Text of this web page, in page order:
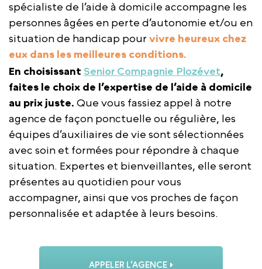
spécialiste de l’aide à domicile accompagne les
personnes âgées en perte d’autonomie et/ou en
situation de handicap pour vivre heureux chez
eux dans les meilleures conditions.
En choisissant Senior Compagnie Plozévet,
faites le choix de l’expertise de l’aide à domicile
au prix juste. Que vous fassiez appel à notre
agence de façon ponctuelle ou régulière, les
équipes d’auxiliaires de vie sont sélectionnées
avec soin et formées pour répondre à chaque
situation. Expertes et bienveillantes, elle seront
présentes au quotidien pour vous
accompagner, ainsi que vos proches de façon
personnalisée et adaptée à leurs besoins.
APPELER L’AGENCE